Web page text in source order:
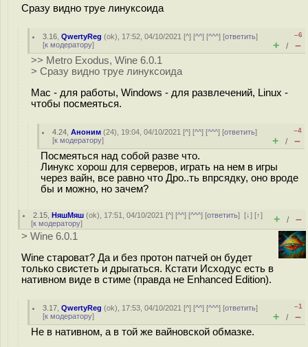
Сразу видно труе линуксоида
3.16 ,QwertyReg (ok), 17:52, 04/10/2021 [^] [^^] [^^^] [ответить]
[к модератору]
–6
+ / –
>> Metro Exodus, Wine 6.0.1
> Сразу видно труе линуксоида
Mac - для работы, Windows - для развлечений, Linux -
чтобы посмеяться.
4.24 ,Аноним (24), 19:04, 04/10/2021 [^] [^^] [^^^] [ответить]
[к модератору]
–4
+ / –
Посмеяться над собой разве что.
Линукс хорош для серверов, играть на нем в игры
через вайн, все равно что Дро..ть впрсядку, оно вроде
бы и можно, но зачем?
2.15 ,НяшМяш (ok), 17:51, 04/10/2021 [^] [^^] [^^^] [ответить][↓] [↑]
[к модератору] + / –
> Wine 6.0.1
Wine староват? Да и без протон патчей он будет
только свистеть и дрыгаться. Кстати Исходус есть в
нативном виде в стиме (правда не Enhanced Edition).
3.17 ,QwertyReg (ok), 17:53, 04/10/2021 [^] [^^] [^^^] [ответить]
[к модератору]
–1
+ / –
Не в нативном, а в той же вайновской обмазке.